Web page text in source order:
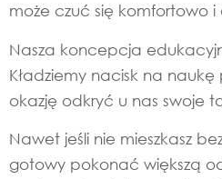
może czuć się komfortowo
Nasza koncepcja
Kładziemy nacisk na
okazję odkryć u nas swoje
Nawet jeśli nie mieszkasz
gotowy pokonać większą